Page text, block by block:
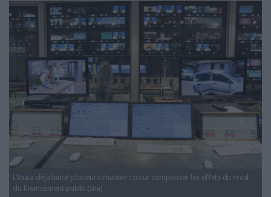
LE MAGAZINE
LES GUIDES PRATIQUES
LES BASES DE DONNÉES
L'ESPACE EMPLOI
L'AGENDA
L'ANNUAIRE DES ACTEURS
LES LIVRES BLANCS
LES SUPPLÉMENTS
NOS OFFRES D'ABONNEMENTS
ina.jpg
L'Ina a déjà lancé plusieurs chantiers pour compenser les effets du recul
du financement public (Ina)